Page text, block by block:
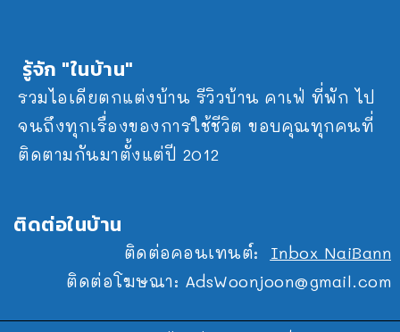
รู้จัก "ในบ้าน"
รวมไอเดียตกแต่งบ้าน รีวิวบ้าน คาเฟ่ ที่พัก ไป
จนถึงทุกเรื่องของการใช้ชีวิต ขอบคุณทุกคนที่
ติดตามกันมาตั้งแต่ปี 2012
ติดต่อในบ้าน
ติดต่อคอนเทนต์: Inbox NaiBann
ติดต่อโฆษณา: AdsWoonjoon@gmail.com